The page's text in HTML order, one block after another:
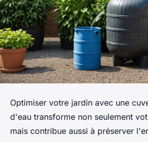
Optimiser votre jardin avec une
d'eau transforme non seulement
mais contribue aussi à préserver